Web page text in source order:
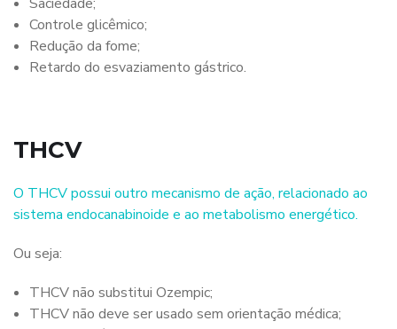
Controle glicêmico;
Redução da fome;
Retardo do esvaziamento gástrico.
THCV
O THCV possui outro mecanismo de ação, relacionado ao
sistema endocanabinoide e ao metabolismo energético.
Ou seja:
THCV não substitui Ozempic;
THCV não deve ser usado sem orientação médica;